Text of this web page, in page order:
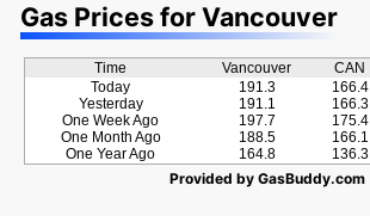
Gas Prices for Vancouver
Time Vancouver CAN
Today
Yesterday
One Week Ago
One Month Ago
One Year Ago
191.3
191.1
197.7
188.5
164.8
166.4
166.3
175.4
166.1
136.3
Provided by GasBuddy.com